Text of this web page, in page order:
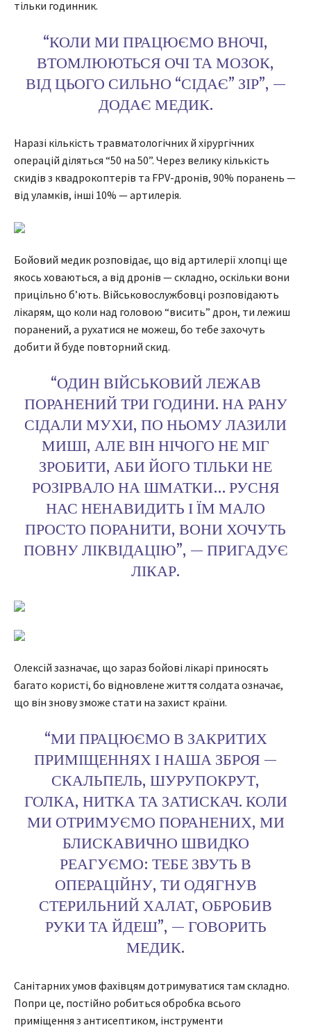
тільки годинник.
“КОЛИ МИ ПРАЦЮЄМО ВНОЧІ,
ВТОМЛЮЮТЬСЯ ОЧІ ТА МОЗОК,
ВІД ЦЬОГО СИЛЬНО “СІДАЄ” ЗІР”, —
ДОДАЄ МЕДИК.
Наразі кількість травматологічних й хірургічних
операцій діляться “50 на 50”. Через велику кількість
скидів з квадрокоптерів та FPV-дронів, 90% поранень —
від уламків, інші 10% — артилерія.
Бойовий медик розповідає, що від артилерії хлопці ще
якось ховаються, а від дронів — складно, оскільки вони
прицільно бʼють. Військовослужбовці розповідають
лікарям, що коли над головою “висить” дрон, ти лежиш
поранений, а рухатися не можеш, бо тебе захочуть
добити й буде повторний скид.
“ОДИН ВІЙСЬКОВИЙ ЛЕЖАВ
ПОРАНЕНИЙ ТРИ ГОДИНИ. НА РАНУ
СІДАЛИ МУХИ, ПО НЬОМУ ЛАЗИЛИ
МИШІ, АЛЕ ВІН НІЧОГО НЕ МІГ
ЗРОБИТИ, АБИ ЙОГО ТІЛЬКИ НЕ
РОЗІРВАЛО НА ШМАТКИ… РУСНЯ
НАС НЕНАВИДИТЬ І ЇМ МАЛО
ПРОСТО ПОРАНИТИ, ВОНИ ХОЧУТЬ
ПОВНУ ЛІКВІДАЦІЮ”, — ПРИГАДУЄ
ЛІКАР.
Олексій зазначає, що зараз бойові лікарі приносять
багато користі, бо відновлене життя солдата означає,
що він знову зможе стати на захист країни.
“МИ ПРАЦЮЄМО В ЗАКРИТИХ
ПРИМІЩЕННЯХ І НАША ЗБРОЯ —
СКАЛЬПЕЛЬ, ШУРУПОКРУТ,
ГОЛКА, НИТКА ТА ЗАТИСКАЧ. КОЛИ
МИ ОТРИМУЄМО ПОРАНЕНИХ, МИ
БЛИСКАВИЧНО ШВИДКО
РЕАГУЄМО: ТЕБЕ ЗВУТЬ В
ОПЕРАЦІЙНУ, ТИ ОДЯГНУВ
СТЕРИЛЬНИЙ ХАЛАТ, ОБРОБИВ
РУКИ ТА ЙДЕШ”, — ГОВОРИТЬ
МЕДИК.
Санітарних умов фахівцям дотримуватися там складно.
Попри це, постійно робиться обробка всього
приміщення з антисептиком, інструменти